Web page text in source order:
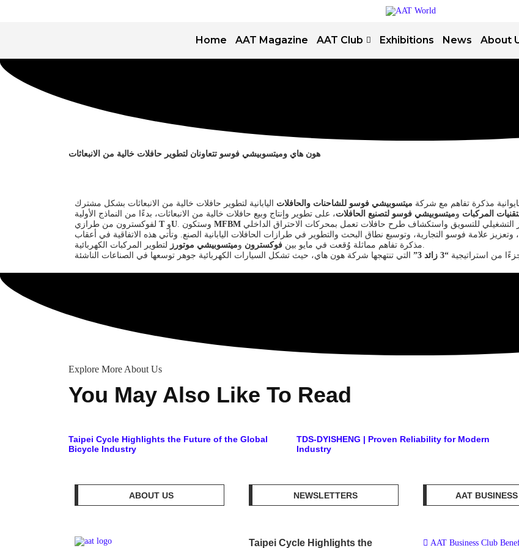
Home AAT Magazine AAT Club Exhibitions News About
هون هاي وميتسوبيشي فوسو تتعاونان لتطوير حافلات خالية من الانبعاثات
مذكرة تفاهم مع شركة ميتسوبيشي فوسو للشاحنات والحافلات
المركبات وميتسوبيشي فوسو لتصنيع الحافلات، على تطوير وإنتاج وبيع حافلات خالية من الانبعاثات، بدءًا من النماذج الأولية
T وU MFBM
علامة فوسو التجارية، وتوسيع نطاق البحث والتطوير في طرازات الحافلات اليابانية الصنع. وتأتي هذه الاتفاقية في أعقاب
مذكرة تفاهم مماثلة وُقعت في مايو بين فوكسترون وميتسوبيشي موتورز
لتطوير المركبات الكهربائية.
من استراتيجية “3 زائد 3”
Explore More About Us
You May Also Like To Read
Taipei Cycle Highlights the Future of the Global
Bicycle Industry
TDS-DYISHENG | Proven Reliability for Modern
Industry
ABOUT US NEWSLETTERS
Taipei Cycle Highlights the
AAT
AAT Business Club